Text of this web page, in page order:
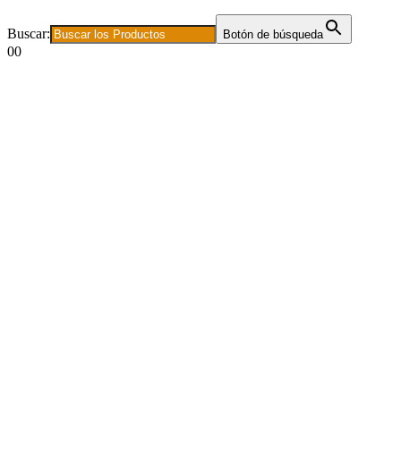
Buscar: Botón de búsqueda
00